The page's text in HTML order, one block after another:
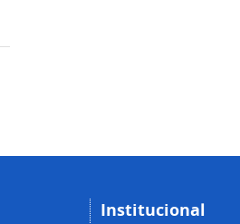
Institucional